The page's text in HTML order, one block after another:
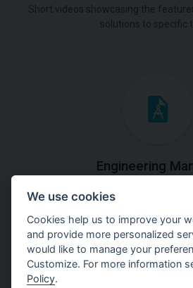
Short videos showcasing the
solutions to specific
Engineering
Step by steps guides
to solve a specific
We use cookies
Cookies help us to improve your
and provide more personalized
would like to manage your
Customize. For more information
Policy.